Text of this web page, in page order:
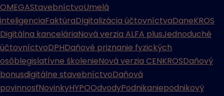
OMEGAStavebníctvoUmelá
inteligenciaFaktúraDIgitalizácia účtovníctvaDaneKROS
Digitálna kanceláriaNová verzia ALFA plusJednoduché
účtovníctvoDPHDaňové priznanie fyzických
osôblegislatívne školenieNová verzia CENKROSDaňový
bonusdigitálne stavebníctvoDaňová
povinnosťNovinkyHYPOOdvodyPodnikaniepodnikový